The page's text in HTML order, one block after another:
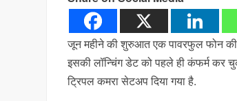
जून महीने की शुरुआत एक पावरफुल फोन की
इसकी लॉन्चिंग डेट को पहले ही कंफर्म कर
ट्रिपल कमरा सेटअप दिया गया है.